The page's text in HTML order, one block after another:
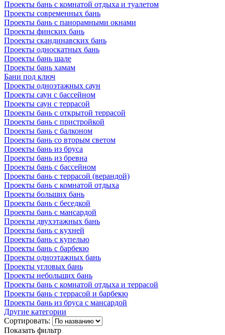
Проекты бань с комнатой отдыха и туалетом
Проекты современных бань
Проекты бань с панорамными окнами
Проекты финских бань
Проекты скандинавских бань
Проекты односкатных бань
Проекты бань шале
Проекты бань хамам
Бани под ключ
Проекты одноэтажных саун
Проекты саун с бассейном
Проекты саун с террасой
Проекты бань с открытой террасой
Проекты бань с пристройкой
Проекты бань с балконом
Проекты бань со вторым светом
Проекты бань из бруса
Проекты бань из бревна
Проекты бань с бассейном
Проекты бань с террасой (верандой)
Проекты бань с комнатой отдыха
Проекты больших бань
Проекты бань с беседкой
Проекты бань с мансардой
Проекты двухэтажных бань
Проекты бань с кухней
Проекты бань с купелью
Проекты бань с барбекю
Проекты одноэтажных бань
Проекты угловых бань
Проекты небольших бань
Проекты бань с комнатой отдыха и террасой
Проекты бань с террасой и барбекю
Проекты бань из бруса с мансардой
Другие категории
Сортировать:
Показать фильтр